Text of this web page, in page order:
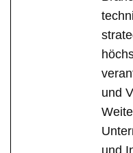
und